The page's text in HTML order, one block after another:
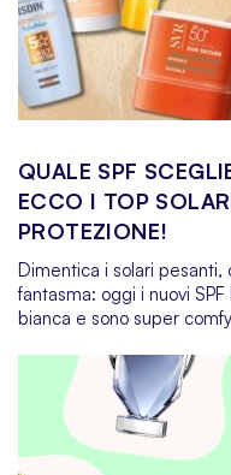
QUALE SPF
ECCO I TOP
PROTEZIONE!
Dimentica i solari pesanti,
fantasma: oggi i nuovi
bianca e sono super
con SPF 50 più adatta al
protezione solare
skincare routine, non solo
pelle tutto l’anno, e con
tono e invecchiamento